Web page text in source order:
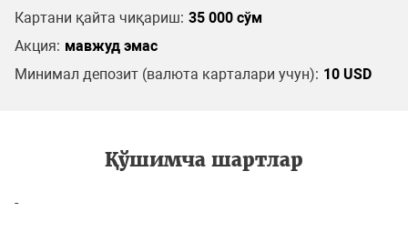
Картани қайта чиқариш: 35 000 сўм
Акция: мавжуд эмас
Минимал депозит (валюта карталари учун): 10 USD
Қўшимча шартлар
-